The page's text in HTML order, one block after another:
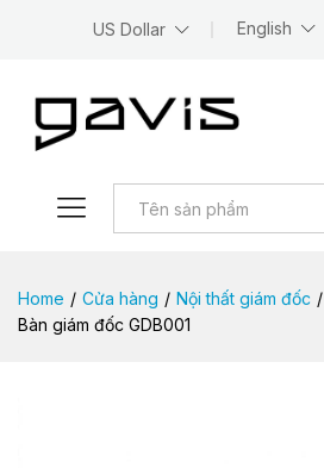
US Dollar English
Home / Cửa hàng / Nội thất giám đốc /
Bàn giám đốc GDB001